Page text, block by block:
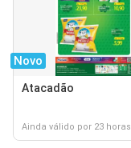
Novo
Atacadão
Ainda válido por 23 horas